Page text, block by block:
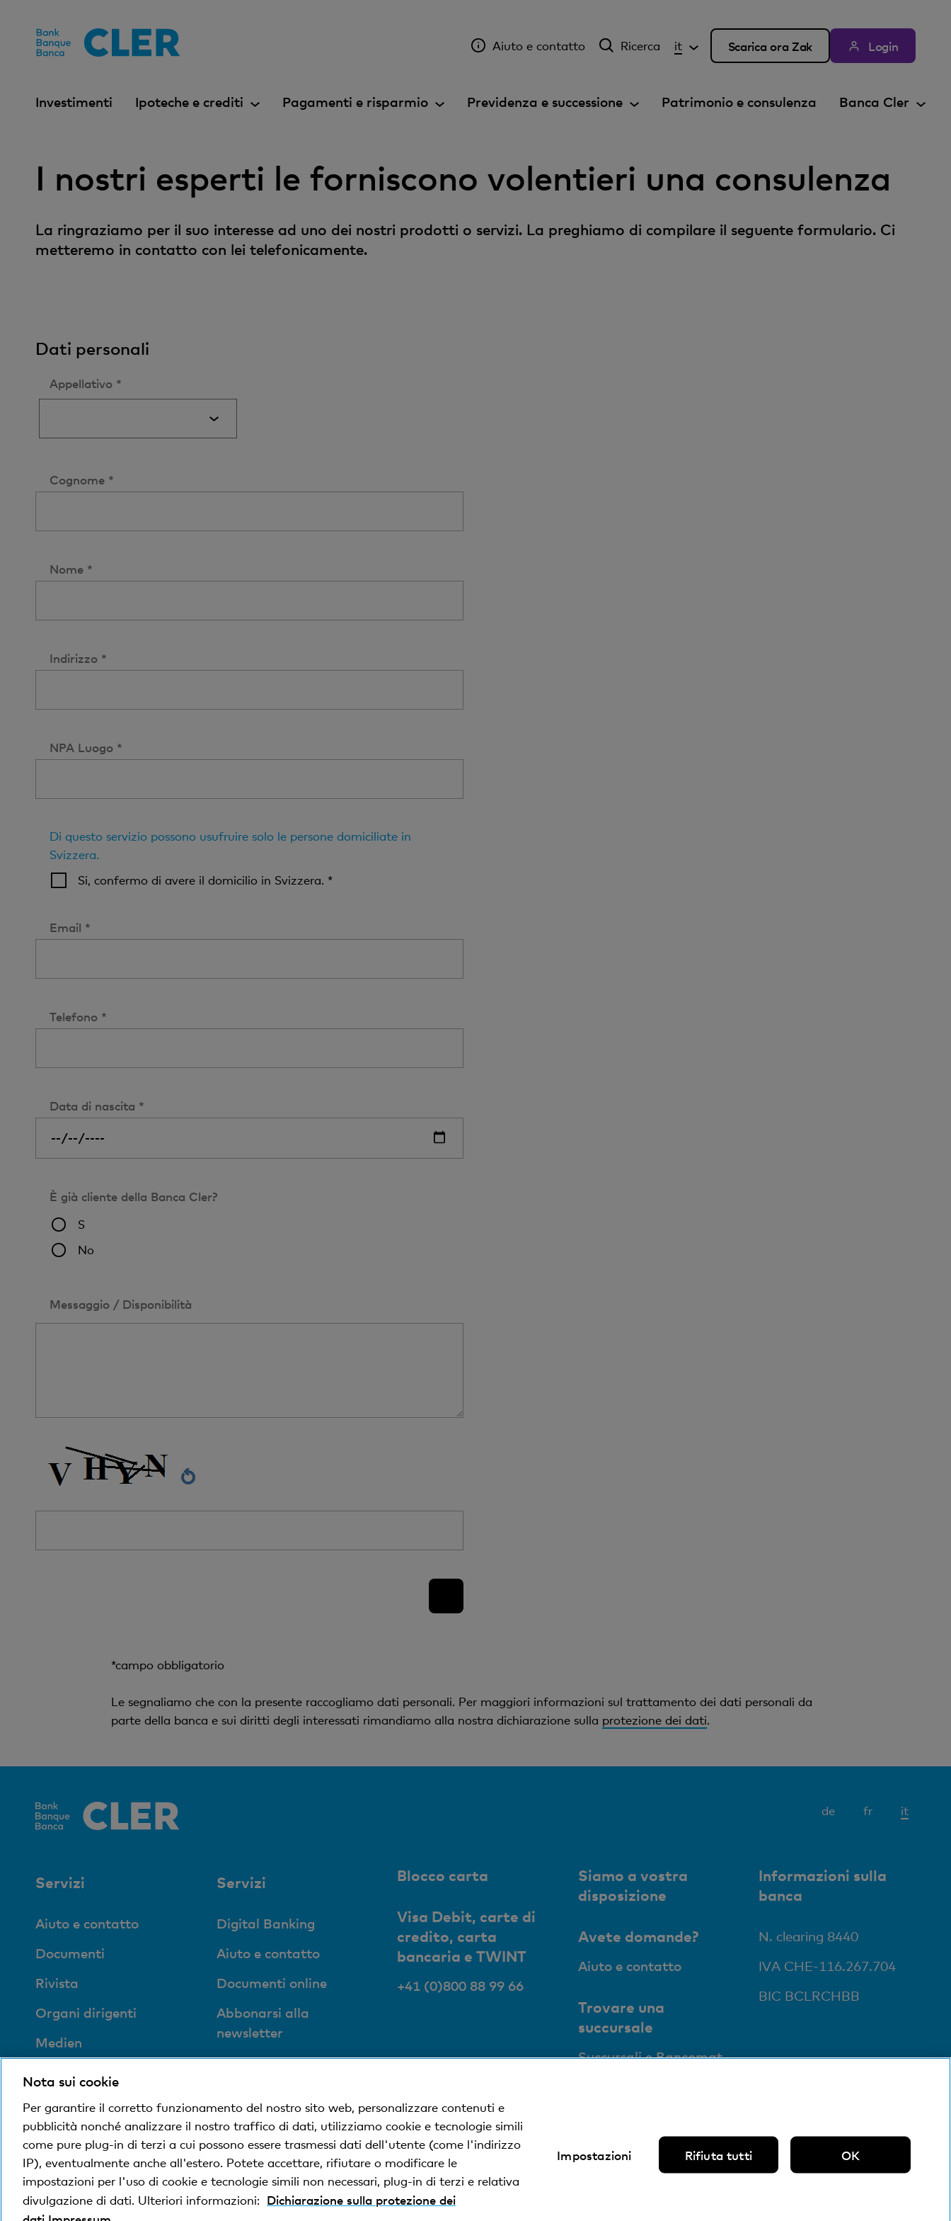
Aiuto e contatto Ricerca it Scarica ora Zak Login
Investimenti Ipoteche e crediti Pagamenti e risparmio Previdenza e successione Patrimonio e consulenza Banca Cler
I nostri esperti le forniscono volentieri una consulenza
La ringraziamo per il suo interesse ad uno dei nostri prodotti o servizi. La preghiamo di compilare il seguente formulario. Ci
metteremo in contatto con lei telefonicamente.
Dati personali
Appellativo *
Cognome *
Nome *
Indirizzo *
NPA Luogo *
Di questo servizio possono usufruire solo le persone domiciliate in
Svizzera.
Si, confermo di avere il domicilio in Svizzera. *
Email *
Telefono *
Data di nascita *
È già cliente della Banca Cler?
S
No
Messaggio / Disponibilità
*campo obbligatorio
Le segnaliamo che con la presente raccogliamo dati personali. Per maggiori informazioni sul trattamento dei dati personali da
parte della banca e sui diritti degli interessati rimandiamo alla nostra dichiarazione sulla protezione dei dati.
de fr it
Servizi
Aiuto e contatto
Documenti
Rivista
Organi dirigenti
Medien
ecologica
Servizi
Digital Banking
Aiuto e contatto
Documenti online
Abbonarsi alla
newsletter
Ubicazioni
Blocco carta
Visa Debit, carte di
credito, carta
bancaria e TWINT
+41 (0)800 88 99 66
Siamo a vostra
disposizione
Avete domande?
Aiuto e contatto
Trovare una
succursale
Succursali e Bancomat
Informazioni sulla
banca
N. clearing 8440
IVA CHE-116.267.704
BIC BCLRCHBB
© Banca ClerCondizioni e avvisi giuridiciDichiarazione sulla protezione dei dati
La Banca Cler SA è una società controllata al 100% dalla Basler Kantonalbank.
Nota sui cookie
Per garantire il corretto funzionamento del nostro sito web, personalizzare contenuti e
pubblicità nonché analizzare il nostro traffico di dati, utilizziamo cookie e tecnologie simili
come pure plug-in di terzi a cui possono essere trasmessi dati dell'utente (come l'indirizzo
IP), eventualmente anche all'estero. Potete accettare, rifiutare o modificare le
impostazioni per l'uso di cookie e tecnologie simili non necessari, plug-in di terzi e relativa
divulgazione di dati. Ulteriori informazioni: Dichiarazione sulla protezione dei
Impostazioni Rifiuta tutti OK